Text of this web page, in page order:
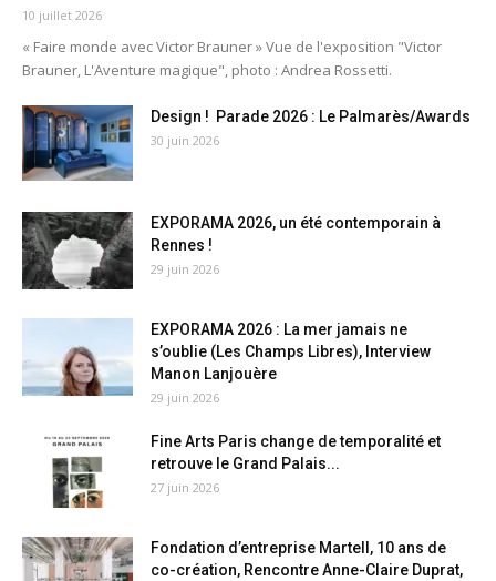
10 juillet 2026
« Faire monde avec Victor Brauner » Vue de l'exposition "Victor
Brauner, L'Aventure magique", photo : Andrea Rossetti.
Design ! Parade 2026 : Le Palmarès/Awards
30 juin 2026
EXPORAMA 2026, un été contemporain à
Rennes !
29 juin 2026
EXPORAMA 2026 : La mer jamais ne
s’oublie (Les Champs Libres), Interview
Manon Lanjouère
29 juin 2026
Fine Arts Paris change de temporalité et
retrouve le Grand Palais...
27 juin 2026
Fondation d’entreprise Martell, 10 ans de
co-création, Rencontre Anne-Claire Duprat,